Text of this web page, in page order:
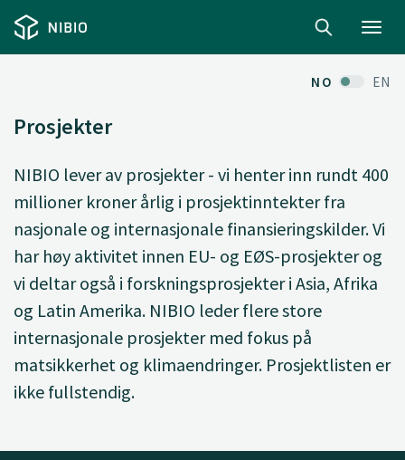
NO EN
Prosjekter
NIBIO lever av prosjekter - vi henter inn rundt 400
millioner kroner årlig i prosjektinntekter fra
nasjonale og internasjonale finansieringskilder. Vi
har høy aktivitet innen EU- og EØS-prosjekter og
vi deltar også i forskningsprosjekter i Asia, Afrika
og Latin Amerika. NIBIO leder flere store
internasjonale prosjekter med fokus på
matsikkerhet og klimaendringer. Prosjektlisten er
ikke fullstendig.